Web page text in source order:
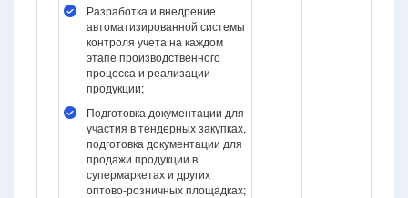
Разработка и внедрение
автоматизированной системы
контроля учета на каждом
этапе производственного
процесса и реализации
продукции;
Подготовка документации для
участия в тендерных закупках,
подготовка документации для
продажи продукции в
супермаркетах и других
оптово-розничных площадках;